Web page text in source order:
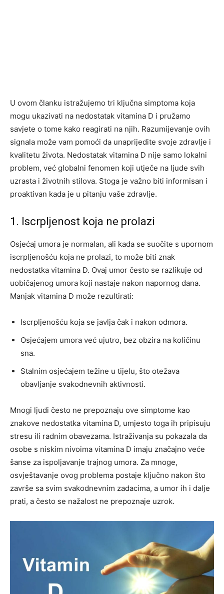
U ovom članku istražujemo tri ključna simptoma koja
mogu ukazivati na nedostatak vitamina D i pružamo
savjete o tome kako reagirati na njih. Razumijevanje ovih
signala može vam pomoći da unaprijedite svoje zdravlje i
kvalitetu života. Nedostatak vitamina D nije samo lokalni
problem, već globalni fenomen koji utječe na ljude svih
uzrasta i životnih stilova. Stoga je važno biti informisan i
proaktivan kada je u pitanju vaše zdravlje.
1. Iscrpljenost koja ne prolazi
Osjećaj umora je normalan, ali kada se suočite s upornom
iscrpljenošću koja ne prolazi, to može biti znak
nedostatka vitamina D. Ovaj umor često se razlikuje od
uobičajenog umora koji nastaje nakon napornog dana.
Manjak vitamina D može rezultirati:
Iscrpljenošću koja se javlja čak i nakon odmora.
Osjećajem umora već ujutro, bez obzira na količinu
sna.
Stalnim osjećajem težine u tijelu, što otežava
obavljanje svakodnevnih aktivnosti.
Mnogi ljudi često ne prepoznaju ove simptome kao
znakove nedostatka vitamina D, umjesto toga ih pripisuju
stresu ili radnim obavezama. Istraživanja su pokazala da
osobe s niskim nivoima vitamina D imaju značajno veće
šanse za ispoljavanje trajnog umora. Za mnoge,
osvještavanje ovog problema postaje ključno nakon što
završe sa svim svakodnevnim zadacima, a umor ih i dalje
prati, a često se nažalost ne prepoznaje uzrok.